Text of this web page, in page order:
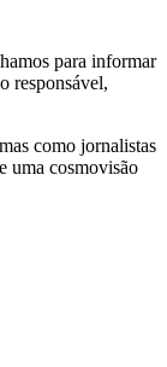
para informar
responsável,
como jornalistas
uma cosmovisão